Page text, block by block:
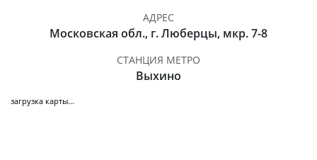
АДРЕС
Московская обл., г. Люберцы, мкр. 7-8
СТАНЦИЯ МЕТРО
Выхино
загрузка карты...